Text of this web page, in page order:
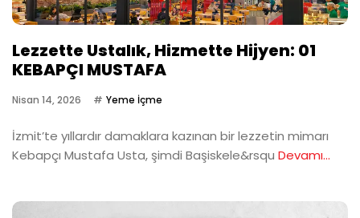
Lezzette Ustalık, Hizmette Hijyen: 01
KEBAPÇI MUSTAFA
Nisan 14, 2026 Yeme İçme
İzmit’te yıllardır damaklara kazınan bir lezzetin mimarı
Kebapçı Mustafa Usta, şimdi Başiskele&rsqu Devamı...